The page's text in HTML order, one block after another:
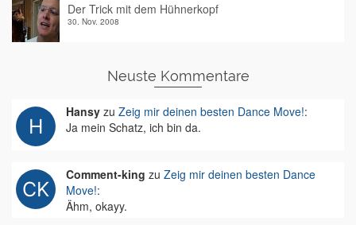
Der Trick mit dem Hühnerkopf
30. Nov. 2008
Neuste Kommentare
Hansy zu Zeig mir deinen besten Dance Move!:
Ja mein Schatz, ich bin da.
Comment-king zu Zeig mir deinen besten Dance
Move!:
Ähm, okayy.